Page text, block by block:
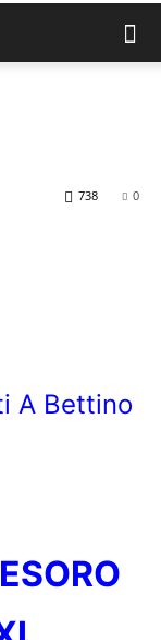
0
738
A Bettino